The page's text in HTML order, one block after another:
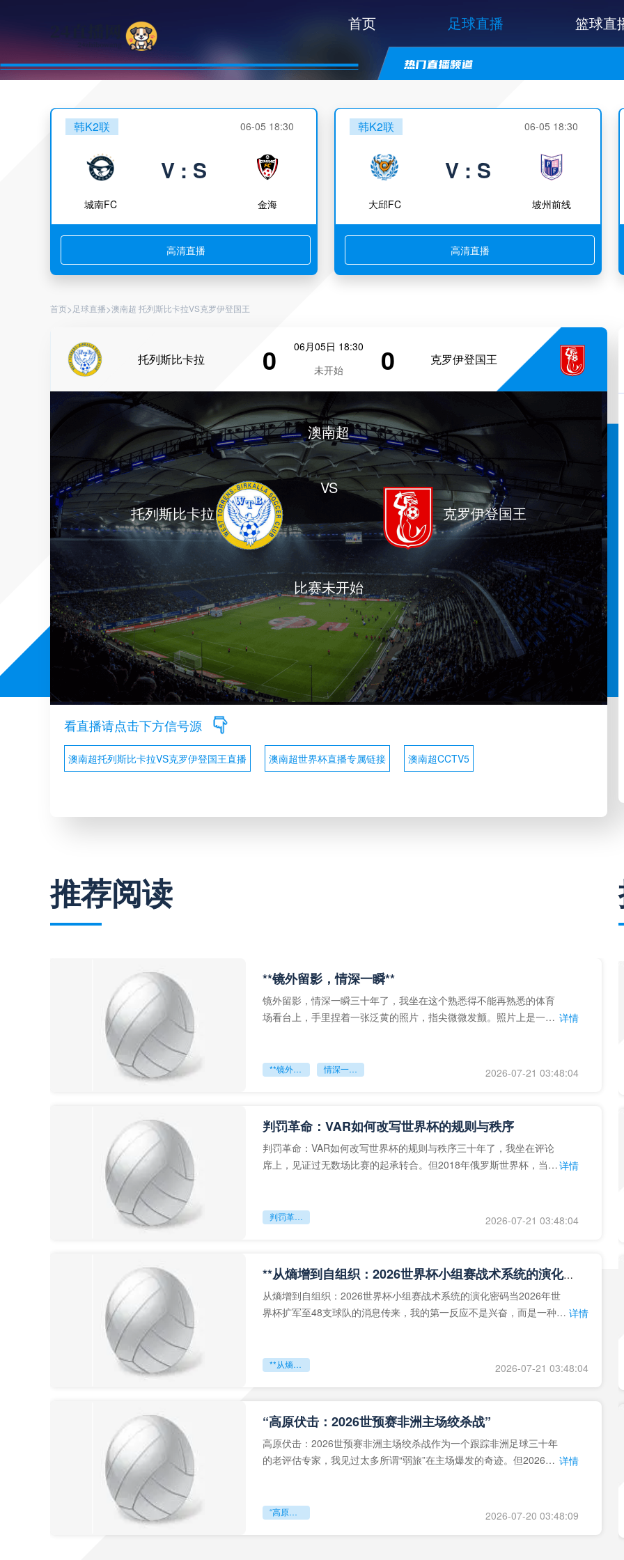
首页 足球直播 篮球直
韩K2联 06-05 18:30
城南FC
V : S
金海
高清直播
韩K2联 06-05 18:30
大邱FC
V : S
坡州前线
高清直播
首页> 足球直播>澳南超 托列斯比卡拉VS克罗伊登国王
托列斯比卡拉 0
06月05日 18:30
未开始
0 克罗伊登国王
托列斯比卡拉
澳南超
VS
比赛未开始
克罗伊登国王
看直播请点击下方信号源
澳南超托列斯比卡拉VS克罗伊登国王直播 澳南超世界杯直播专属链接 澳南超CCTV5
推荐阅读
**镜外留影，情深一瞬**
镜外留影，情深一瞬三十年了，我坐在这个熟悉得不能再熟悉的体育
场看台上，手里捏着一张泛黄的照片，指尖微微发颤。照片上是一个 详情
**镜外留影 情深一瞬** 2026-07-21 03:48:04
判罚革命：VAR如何改写世界杯的规则与秩序
判罚革命：VAR如何改写世界杯的规则与秩序三十年了，我坐在评论
席上，见证过无数场比赛的起承转合。但2018年俄罗斯世界杯，当
详情
判罚革命：VAR如何改写世界杯的规则与秩序 2026-07-21 03:48:04
**从熵增到自组织：2026世界杯小组赛战术系统的演化密码**
从熵增到自组织：2026世界杯小组赛战术系统的演化密码当2026年世
界杯扩军至48支球队的消息传来，我的第一反应不是兴奋，而是一种深 详情
**从熵增到自组织：2026世界杯小组赛战术系统的演化密码** 2026-07-21 03:48:04
“高原伏击：2026世预赛非洲主场绞杀战”
高原伏击：2026世预赛非洲主场绞杀战作为一个跟踪非洲足球三十年
的老评估专家，我见过太多所谓“弱旅”在主场爆发的奇迹。但2026年 详情
“高原伏击：2026世预赛非洲主场绞杀战” 2026-07-20 03:48:09